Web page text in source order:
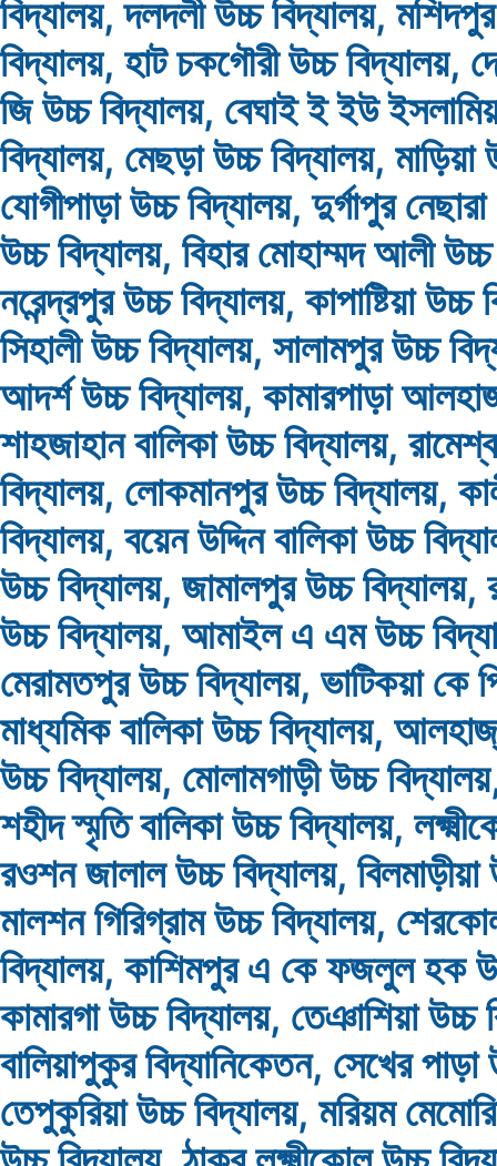
বিদ্যালয়, দলদলী উচ্চ বিদ্যালয়,
বিদ্যালয়, হাট চকগৌরী উচ্চ বিদ্যালয়,
জি উচ্চ বিদ্যালয়, বেঘাই ই ইউ
বিদ্যালয়, মেছড়া উচ্চ বিদ্যালয়, মাড়িয়া
যোগীপাড়া উচ্চ বিদ্যালয়, দুর্গাপুর
উচ্চ বিদ্যালয়, বিহার মোহাম্মদ আলী
নরেন্দ্রপুর উচ্চ বিদ্যালয়, কাপাষ্টিয়া উচ্চ
সিহালী উচ্চ বিদ্যালয়, সালামপুর উচ্চ
আদর্শ উচ্চ বিদ্যালয়, কামারপাড়া
শাহজাহান বালিকা উচ্চ বিদ্যালয়,
বিদ্যালয়, লোকমানপুর উচ্চ বিদ্যালয়,
বিদ্যালয়, বয়েন উদ্দিন বালিকা উচ্চ
উচ্চ বিদ্যালয়, জামালপুর উচ্চ বিদ্যালয়,
উচ্চ বিদ্যালয়, আমাইল এ এম উচ্চ
মেরামতপুর উচ্চ বিদ্যালয়, ভাটিকয়া কে
মাধ্যমিক বালিকা উচ্চ বিদ্যালয়,
উচ্চ বিদ্যালয়, মোলামগাড়ী উচ্চ
শহীদ স্মৃতি বালিকা উচ্চ বিদ্যালয়,
রওশন জালাল উচ্চ বিদ্যালয়, বিলমাড়ীয়া
মালশন গিরিগ্রাম উচ্চ বিদ্যালয়,
বিদ্যালয়, কাশিমপুর এ কে ফজলুল হক
কামারগা উচ্চ বিদ্যালয়, তেঞাশিয়া উচ্চ
বালিয়াপুকুর বিদ্যানিকেতন, সেখের পাড়া
তেপুকুরিয়া উচ্চ বিদ্যালয়, মরিয়ম